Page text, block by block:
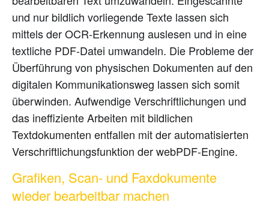
und nur bildlich vorliegende Texte lassen sich
mittels der OCR-Erkennung auslesen und in eine
textliche PDF-Datei umwandeln. Die Probleme der
Überführung von physischen Dokumenten auf den
digitalen Kommunikationsweg lassen sich somit
überwinden. Aufwendige Verschriftlichungen und
das ineffiziente Arbeiten mit bildlichen
Textdokumenten entfallen mit der automatisierten
Verschriftlichungsfunktion der webPDF-Engine.
Grafiken, Scan- und Faxdokumente
wieder bearbeitbar machen